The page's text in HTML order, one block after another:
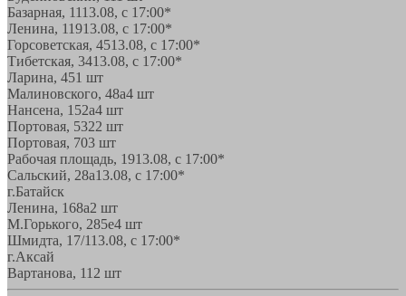
Базарная, 1113.08, с 17:00*
Ленина, 11913.08, с 17:00*
Горсоветская, 4513.08, с 17:00*
Тибетская, 3413.08, с 17:00*
Ларина, 451 шт
Малиновского, 48а4 шт
Нансена, 152а4 шт
Портовая, 5322 шт
Портовая, 703 шт
Рабочая площадь, 1913.08, с 17:00*
Сальский, 28a13.08, с 17:00*
г.Батайск
Ленина, 168а2 шт
М.Горького, 285е4 шт
Шмидта, 17/113.08, с 17:00*
г.Аксай
Вартанова, 11 2 шт